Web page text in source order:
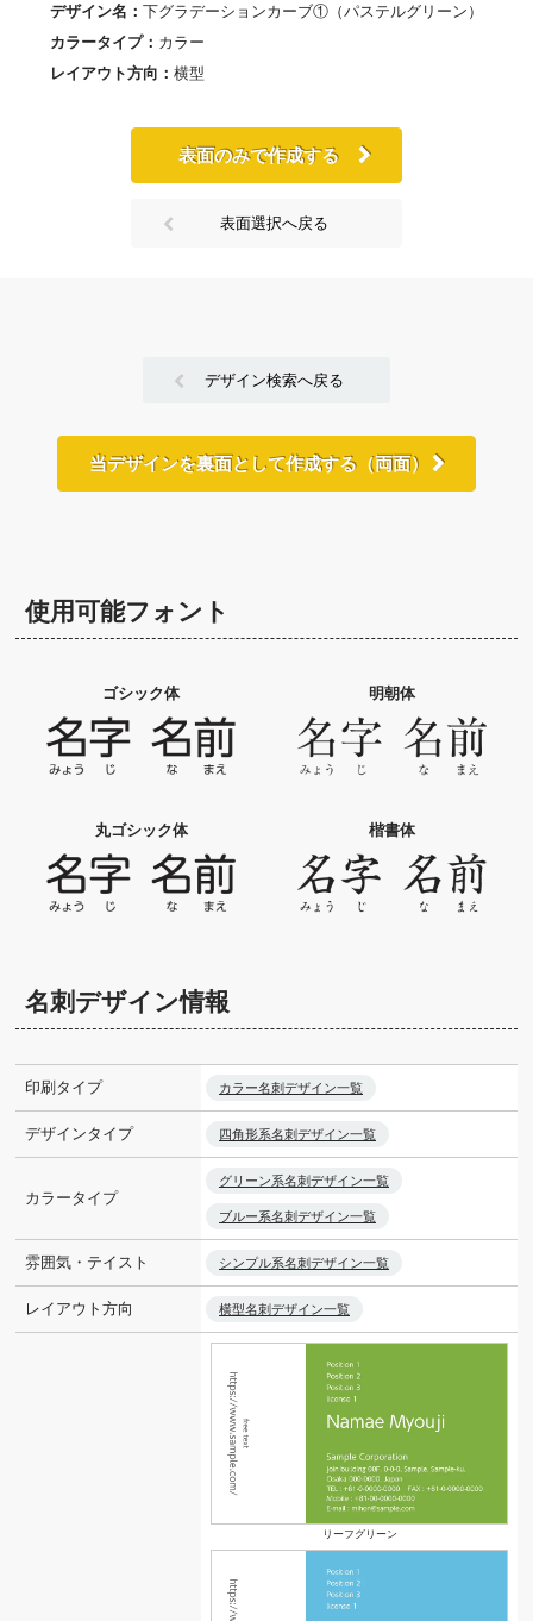
デザイン名： 下グラデーションカーブ①（パステルグリーン）
カラータイプ： カラー
レイアウト方向： 横型
表面のみで作成する
表面選択へ戻る
デザイン検索へ戻る
当デザインを裏面として作成する（両面）
使用可能フォント
ゴシック体 明朝体
丸ゴシック体 楷書体
名刺デザイン情報
印刷タイプ カラー名刺デザイン一覧
デザインタイプ 四角形系名刺デザイン一覧
カラータイプ
グリーン系名刺デザイン一覧
ブルー系名刺デザイン一覧
雰囲気・テイスト シンプル系名刺デザイン一覧
レイアウト方向 横型名刺デザイン一覧
リーフグリーン